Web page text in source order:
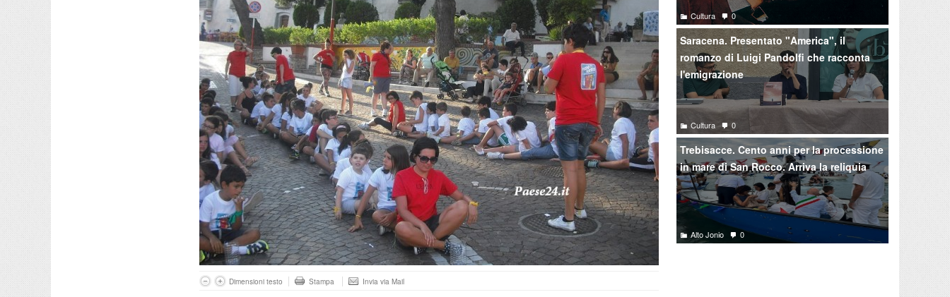
Dimensioni testo Stampa Invia via Mail
Cultura 0
Saracena. Presentato "America", il
romanzo di Luigi Pandolfi che racconta
l'emigrazione
Cultura 0
Trebisacce. Cento anni per la processione
in mare di San Rocco. Arriva la reliquia
Alto Jonio 0